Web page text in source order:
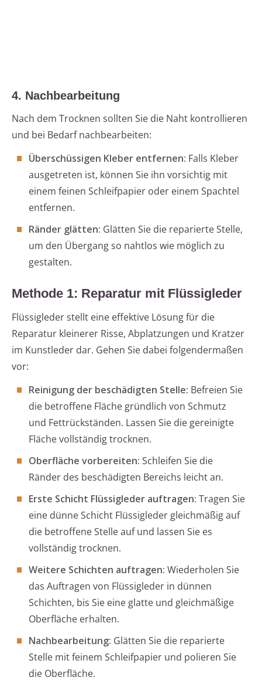
4. Nachbearbeitung
Nach dem Trocknen sollten Sie die Naht kontrollieren
und bei Bedarf nachbearbeiten:
Überschüssigen Kleber entfernen: Falls Kleber
ausgetreten ist, können Sie ihn vorsichtig mit
einem feinen Schleifpapier oder einem Spachtel
entfernen.
Ränder glätten: Glätten Sie die reparierte Stelle,
um den Übergang so nahtlos wie möglich zu
gestalten.
Methode 1: Reparatur mit Flüssigleder
Flüssigleder stellt eine effektive Lösung für die
Reparatur kleinerer Risse, Abplatzungen und Kratzer
im Kunstleder dar. Gehen Sie dabei folgendermaßen
vor:
Reinigung der beschädigten Stelle: Befreien Sie
die betroffene Fläche gründlich von Schmutz
und Fettrückständen. Lassen Sie die gereinigte
Fläche vollständig trocknen.
Oberfläche vorbereiten: Schleifen Sie die
Ränder des beschädigten Bereichs leicht an.
Erste Schicht Flüssigleder auftragen: Tragen Sie
eine dünne Schicht Flüssigleder gleichmäßig auf
die betroffene Stelle auf und lassen Sie es
vollständig trocknen.
Weitere Schichten auftragen: Wiederholen Sie
das Auftragen von Flüssigleder in dünnen
Schichten, bis Sie eine glatte und gleichmäßige
Oberfläche erhalten.
Nachbearbeitung: Glätten Sie die reparierte
Stelle mit feinem Schleifpapier und polieren Sie
die Oberfläche.